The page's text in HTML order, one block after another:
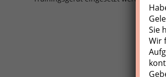
Sie
Wir